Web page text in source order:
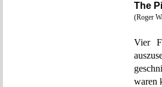
The
(Roger
Vier
waren